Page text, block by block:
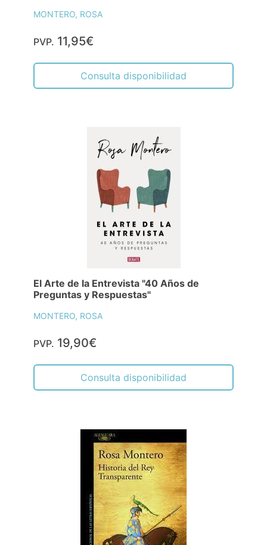
MONTERO, ROSA
PVP. 11,95€
Consulta disponibilidad
El Arte de la Entrevista "40 Años de
Preguntas y Respuestas"
MONTERO, ROSA
PVP. 19,90€
Consulta disponibilidad